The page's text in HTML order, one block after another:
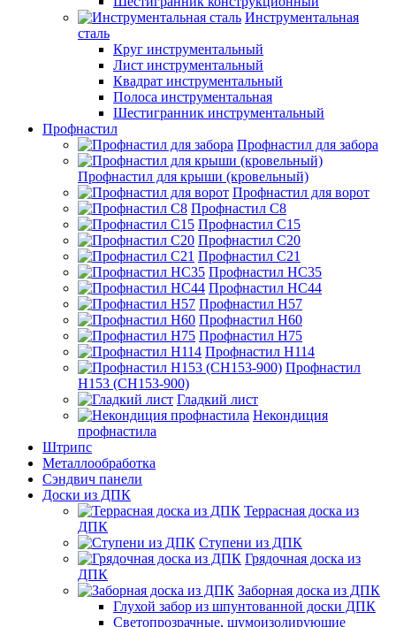
Инструментальная
сталь
Круг инструментальный
Лист инструментальный
Квадрат инструментальный
Полоса инструментальная
Шестигранник инструментальный
Профнастил
Профнастил для забора
Профнастил для крыши (кровельный)
Профнастил для ворот
Профнастил С8
Профнастил С15
Профнастил С20
Профнастил С21
Профнастил НС35
Профнастил НС44
Профнастил Н57
Профнастил Н60
Профнастил Н75
Профнастил Н114
Профнастил
Н153 (СН153-900)
Гладкий лист
Некондиция
профнастила
Штрипс
Металлообработка
Сэндвич панели
Доски из ДПК
Террасная доска из
ДПК
Ступени из ДПК
Грядочная доска из
ДПК
Заборная доска из ДПК
Глухой забор из шпунтованной доски ДПК
Светопрозрачные, шумоизолирующие